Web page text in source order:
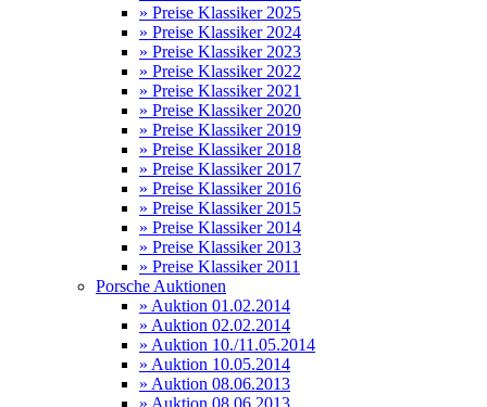
» Preise Klassiker 2025
» Preise Klassiker 2024
» Preise Klassiker 2023
» Preise Klassiker 2022
» Preise Klassiker 2021
» Preise Klassiker 2020
» Preise Klassiker 2019
» Preise Klassiker 2018
» Preise Klassiker 2017
» Preise Klassiker 2016
» Preise Klassiker 2015
» Preise Klassiker 2014
» Preise Klassiker 2013
» Preise Klassiker 2011
Porsche Auktionen
» Auktion 01.02.2014
» Auktion 02.02.2014
» Auktion 10./11.05.2014
» Auktion 10.05.2014
» Auktion 08.06.2013
» Auktion 08.06.2013